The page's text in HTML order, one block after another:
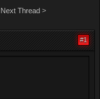
Next Thread>
#1